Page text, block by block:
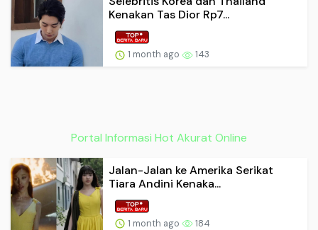
Kenakan Tas Dior Rp7...
1 month ago 143
Portal Informasi Hot Akurat Online
Jalan-Jalan ke Amerika Serikat
Tiara Andini Kenaka...
1 month ago 184